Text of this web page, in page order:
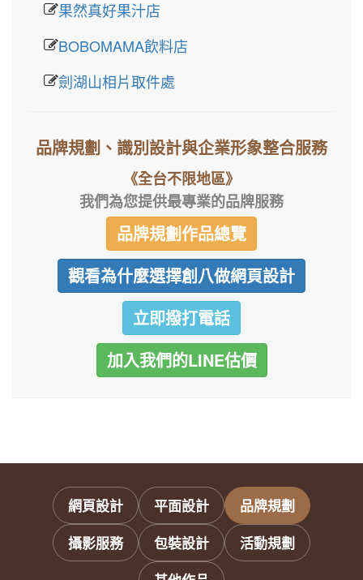
果然真好果汁店
BOBOMAMA飲料店
劍湖山相片取件處
品牌規劃、識別設計與企業形象整合服務
《全台不限地區》
我們為您提供最專業的品牌服務
品牌規劃作品總覽
觀看為什麼選擇創八做網頁設計
立即撥打電話
加入我們的LINE估價
網頁設計 平面設計
品牌規劃
攝影服務
包裝設計
活動規劃